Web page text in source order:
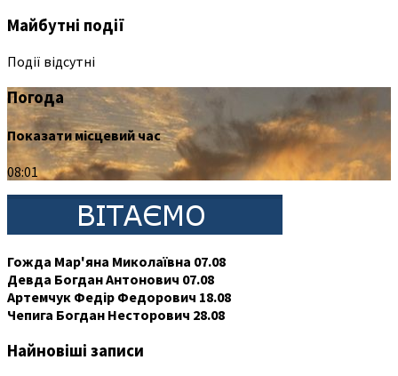
Майбутні події
Події відсутні
Погода
Показати місцевий час
08:01
Гожда Мар'яна Миколаївна 07.08
Девда Богдан Антонович 07.08
Артемчук Федір Федорович 18.08
Чепига Богдан Несторович 28.08
Найновіші записи